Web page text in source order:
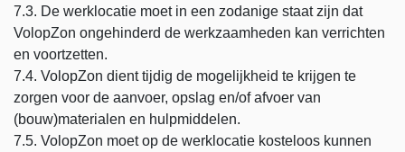
7.3. De werklocatie moet in een zodanige staat zijn dat
VolopZon ongehinderd de werkzaamheden kan verrichten
en voortzetten.
7.4. VolopZon dient tijdig de mogelijkheid te krijgen te
zorgen voor de aanvoer, opslag en/of afvoer van
(bouw)materialen en hulpmiddelen.
7.5. VolopZon moet op de werklocatie kosteloos kunnen